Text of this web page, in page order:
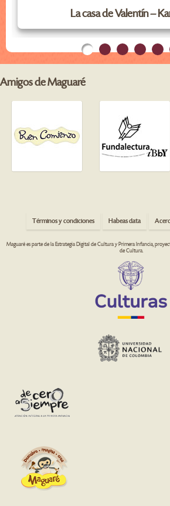
La casa de Valentín –
Amigos de Maguaré
Términos y condiciones Habeas data
Maguaré es parte de la Estrategia Digital de Cultura y Primera Infancia,
de Cultura.